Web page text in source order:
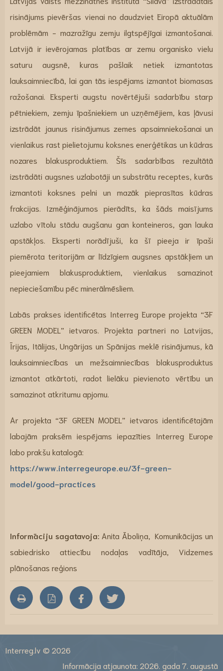
risinājums pievēršas vienai no daudzviet Eiropā aktuālām
problēmām - mazražīgu zemju ilgtspējīgai izmantošanai.
Latvijā ir ievērojamas platības ar zemu organisko vielu
saturu augsnē, kuras pašlaik netiek izmantotas
lauksaimniecībā, lai gan tās iespējams izmantot biomasas
ražošanai. Eksperti augstu novērtējuši sadarbību starp
pētniekiem, zemju īpašniekiem un uzņēmējiem, kas ļāvusi
izstrādāt jaunus risinājumus zemes apsaimniekošanai un
vienlaikus rast pielietojumu koksnes enerģētikas un kūdras
nozares blakusproduktiem. Šīs sadarbības rezultātā
izstrādāti augsnes uzlabotāji un substrātu receptes, kurās
izmantoti koksnes pelni un mazāk pieprasītas kūdras
frakcijas. Izmēģinājumos pierādīts, ka šāds maisījums
uzlabo vītolu stādu augšanu gan konteineros, gan lauka
apstākļos. Eksperti norādījuši, ka šī pieeja ir īpaši
piemērota teritorijām ar līdzīgiem augsnes apstākļiem un
pieejamiem blakusproduktiem, vienlaikus samazinot
nepieciešamību pēc minerālmēsliem.
Labās prakses identificētas Interreg Europe projekta “3F
GREEN MODEL” ietvaros. Projekta partneri no Latvijas,
Īrijas, Itālijas, Ungārijas un Spānijas meklē risinājumus, kā
lauksaimniecības un mežsaimniecības blakusproduktus
izmantot atkārtoti, radot lielāku pievienoto vērtību un
samazinot atkritumu apjomu.
Ar projekta “3F GREEN MODEL” ietvaros identificētajām
labajām praksēm iespējams iepazīties Interreg Europe
labo prakšu katalogā:
https://www.interregeurope.eu/3f-green-
model/good-practices
Informāciju sagatavoja: Anita Āboliņa, Komunikācijas un
sabiedrisko attiecību nodaļas vadītāja, Vidzemes
plānošanas reģions
Interreg.lv © 2026
Informācija atjaunota: 2026. gada 7. augustā